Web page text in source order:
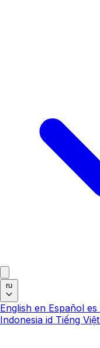
ru
English en Español es
Indonesia id Tiếng Việt